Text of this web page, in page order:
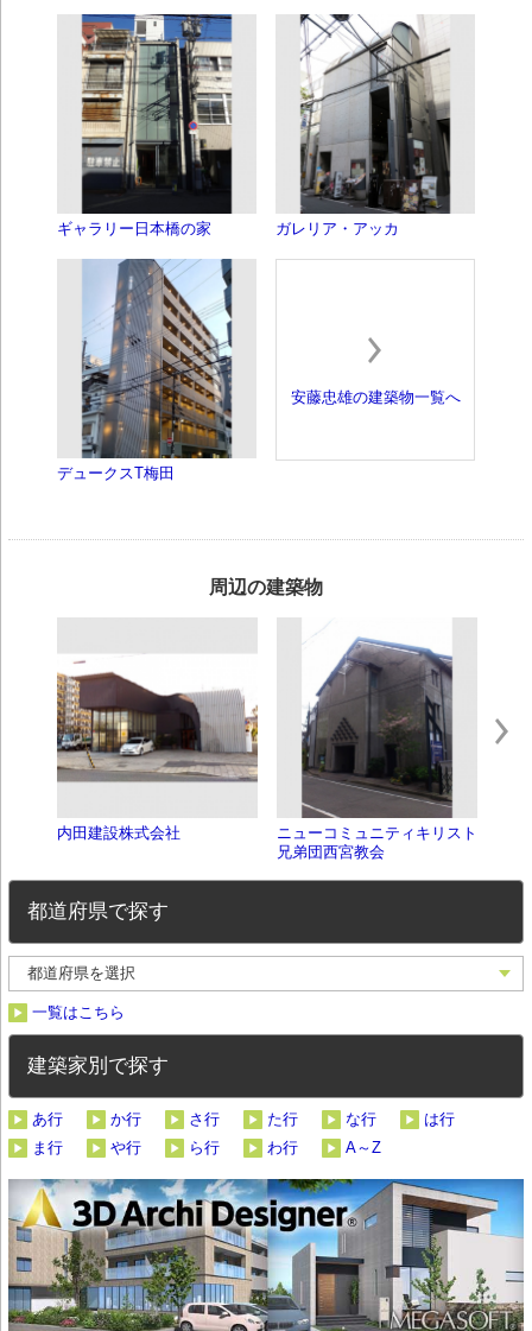
ギャラリー日本橋の家 ガレリア・アッカ
デュークスT梅田
安藤忠雄の建築物一覧へ
周辺の建築物
内田建設株式会社
ニューコミュニティキリスト
兄弟団西宮教会
都道府県で探す
一覧はこちら
建築家別で探す
あ行 か行 さ行 た行 な行
は行
ま行
や行 ら行 わ行 A～Z